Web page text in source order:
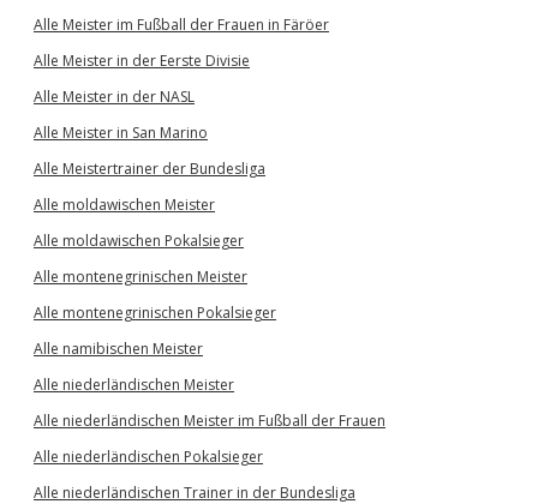
Alle Meister im Fußball der Frauen in Färöer
Alle Meister in der Eerste Divisie
Alle Meister in der NASL
Alle Meister in San Marino
Alle Meistertrainer der Bundesliga
Alle moldawischen Meister
Alle moldawischen Pokalsieger
Alle montenegrinischen Meister
Alle montenegrinischen Pokalsieger
Alle namibischen Meister
Alle niederländischen Meister
Alle niederländischen Meister im Fußball der Frauen
Alle niederländischen Pokalsieger
Alle niederländischen Trainer in der Bundesliga